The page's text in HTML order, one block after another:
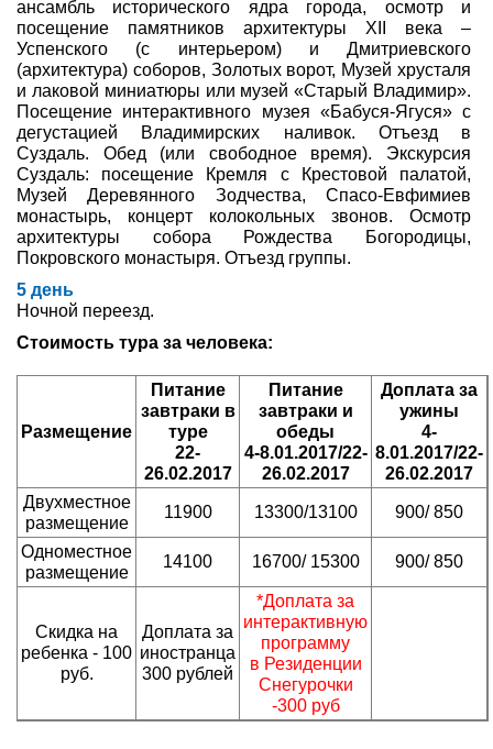
ансамбль исторического ядра города, осмотр и
посещение памятников архитектуры XII века –
Успенского (с интерьером) и Дмитриевского
(архитектура) соборов, Золотых ворот, Музей хрусталя
и лаковой миниатюры или музей «Старый Владимир».
Посещение интерактивного музея «Бабуся-Ягуся» с
дегустацией Владимирских наливок. Отъезд в
Суздаль. Обед (или свободное время). Экскурсия
Суздаль: посещение Кремля с Крестовой палатой,
Музей Деревянного Зодчества, Спасо-Евфимиев
монастырь, концерт колокольных звонов. Осмотр
архитектуры собора Рождества Богородицы,
Покровского монастыря. Отъезд группы.
5 день
Ночной переезд.
Стоимость тура за человека:
Размещение
Питание
завтраки в
туре
22-
26.02.2017
Питание
завтраки и
обеды
4-8.01.2017/22-
26.02.2017
Доплата за
ужины
4-
8.01.2017/22-
26.02.2017
Двухместное
размещение
11900 13300/13100 900/ 850
Одноместное
размещение
14100 16700/ 15300 900/ 850
Скидка на
ребенка - 100
руб.
Доплата за
иностранца
300 рублей
*Доплата за
интерактивную
программу
в Резиденции
Снегурочки
-300 руб